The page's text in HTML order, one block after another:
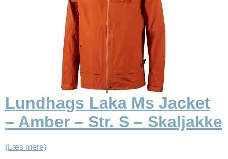
Lundhags Laka Ms Jacket
– Amber – Str. S – Skaljakke
(Læs mere)